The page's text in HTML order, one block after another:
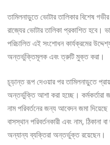
তামিলনাড়ুতে ভোটার তালিকার বিশেষ
রাজ্যের ভোটার তালিকা প্রকাশিত হবে।
পরিচালিত এই সংশোধন কার্যক্রমের
অন্তর্ভুক্তিমূলক এবং ত্রুটি মুক্ত করা।
চূড়ান্ত রূপ দেওয়ার পর তামিলনাড়ুতে
অন্তর্ভুক্তি আশা করা হচ্ছে। কর্মকর্তারা
নাম পরিবর্তনের জন্য আবেদন জমা
বাসস্থান পরিবর্তনকারী এবং নাম,
অন্যান্য ব্যক্তিরা অন্তর্ভুক্ত রয়েছেন।